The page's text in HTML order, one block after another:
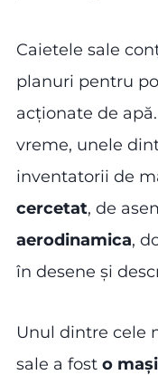
Caietele sale
planuri pentru
acționate de
vreme, unele
inventatorii de
cercetat, de
aerodinamica,
în desene și
Unul dintre cele
sale a fost o